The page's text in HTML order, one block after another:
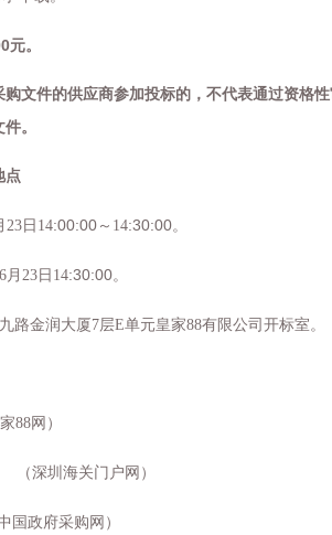
元。
文件的供应商参加投标的，不代表通过资格
。
点
23 日 14:00:00 ～ 14:30:00。
6 月 23 日 14:30:00。
路金润大厦 7层E单元皇家88有限公司开标室。
88网）
（深圳海关门户网）
中国政府采购网）